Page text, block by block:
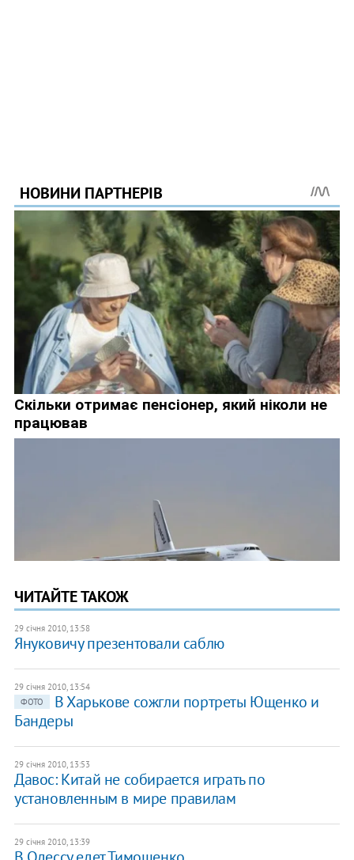
ЧИТАЙТЕ ТАКОЖ
29 січня 2010, 13:58
Януковичу презентовали саблю
29 січня 2010, 13:54
ФОТО
В Харькове сожгли портреты Ющенко и
Бандеры
29 січня 2010, 13:53
Давос: Китай не собирается играть по
установленным в мире правилам
29 січня 2010, 13:39